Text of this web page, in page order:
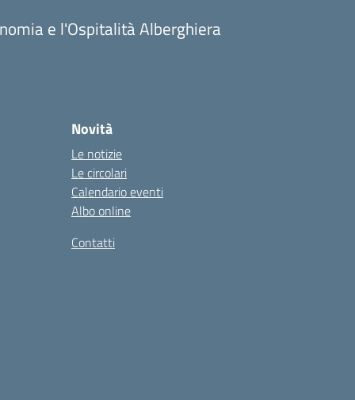
e l'Ospitalità Alberghiera
Novità
Le notizie
Le circolari
Calendario eventi
Albo online
Contatti